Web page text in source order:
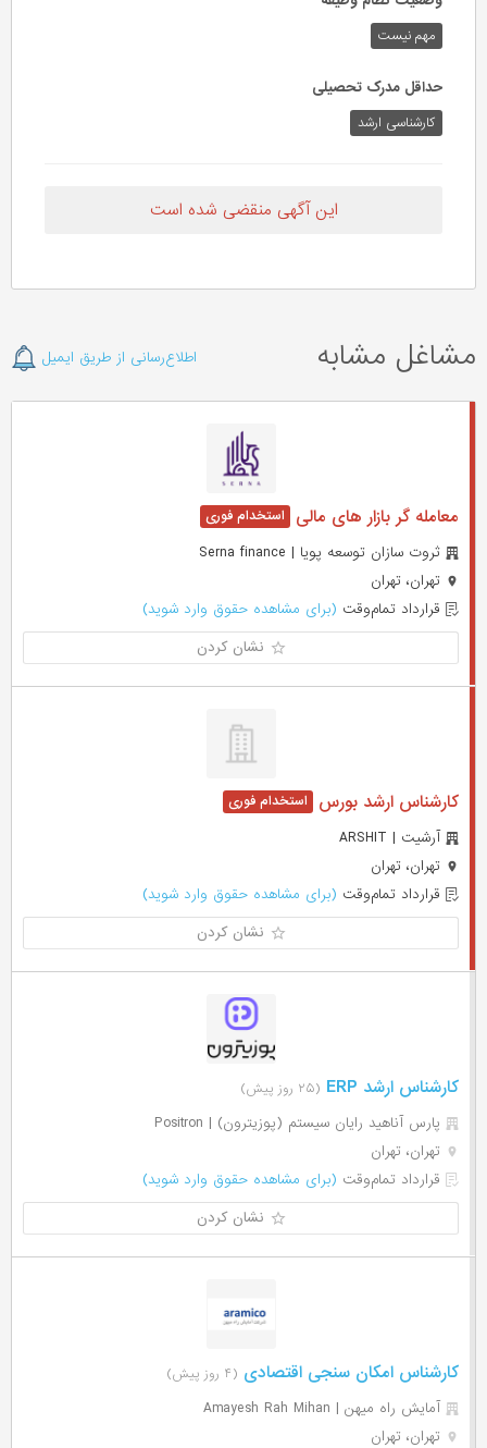
مهم‌ نیست
حداقل مدرک تحصیلی
کارشناسی ارشد
این آگهی منقضی شده است
مشاغل مشابه اطلاع‌رسانی از طریق ایمیل
معامله گر بازار های مالی
ثروت سازان توسعه پویا | Serna finance
تهران، تهران
قرارداد تمام‌وقت (برای مشاهده حقوق وارد شوید)
نشان کردن
کارشناس ارشد بورس
آرشیت | ARSHIT
تهران، تهران
قرارداد تمام‌وقت (برای مشاهده حقوق وارد شوید)
نشان کردن
کارشناس ارشد ERP (۲۵ روز پیش)
پارس آناهید رایان سیستم (پوزیترون) | Positron
تهران، تهران
قرارداد تمام‌وقت (برای مشاهده حقوق وارد شوید)
نشان کردن
کارشناس امکان سنجی اقتصادی (۴ روز پیش)
آمایش راه میهن | Amayesh Rah Mihan
تهران، تهران